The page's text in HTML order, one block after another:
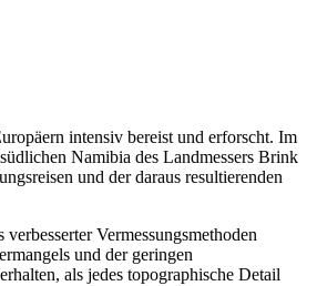
intensiv bereist und erforscht. Im
Namibia des Landmessers Brink
und der daraus resultierenden
Vermessungsmethoden
und der geringen
als jedes topographische Detail